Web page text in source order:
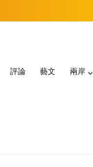
評論 藝文 兩岸